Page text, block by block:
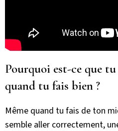
Pourquoi est-ce que
quand tu fais bien ?
Même quand tu fais de ton
semble aller correctement,